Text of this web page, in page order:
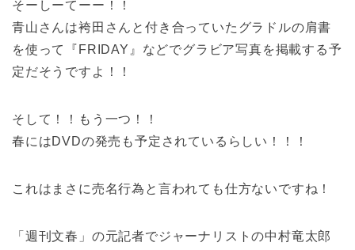
そーしーてーー！！
青山さんは袴田さんと付き合っていたグラドルの肩書
を使って『FRIDAY』などでグラビア写真を掲載する予
定だそうですよ！！
そして！！もう一つ！！
春にはDVDの発売も予定されているらしい！！！
これはまさに売名行為と言われても仕方ないですね！
「週刊文春」の元記者でジャーナリストの中村竜太郎